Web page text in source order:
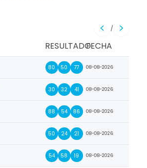
/
RESULTADOFECHA
80 50 77 08-08-2026
30 32 41 08-08-2026
88 54 86 08-08-2026
50 24 21 08-08-2026
54 58 19 08-08-2026